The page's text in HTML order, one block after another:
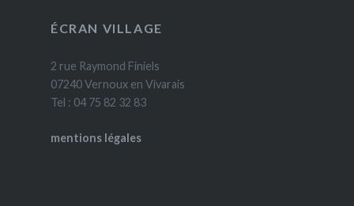
ÉCRAN VILLAGE
2 rue Raymond Finiels
07240 Vernoux en Vivarais
Tel : 04 75 82 32 83
mentions légales